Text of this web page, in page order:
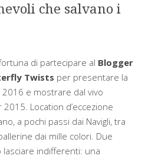
che salvano i
di partecipare al Blogger
Twists per presentare la
e mostrare dal vivo
Location d’eccezione
a pochi passi dai Navigli, tra
dai mille colori. Due
indifferenti: una